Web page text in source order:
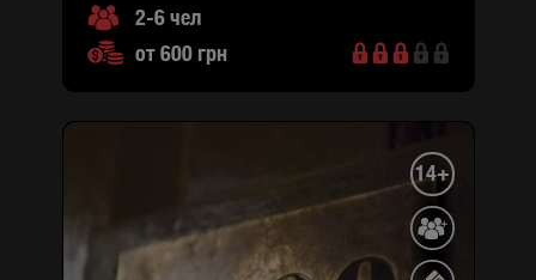
2-6 чел
от 600 грн
14+